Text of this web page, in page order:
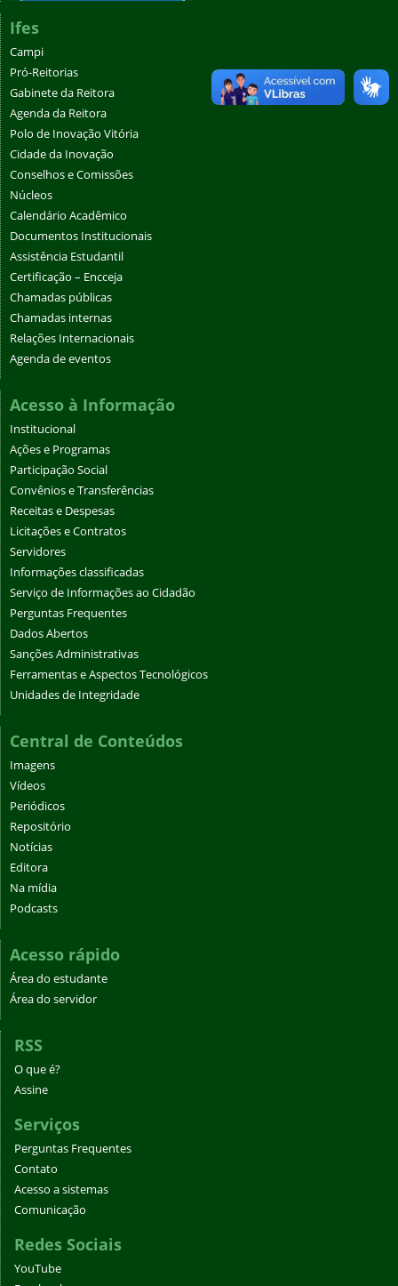
Ifes
Campi
Pró-Reitorias
Gabinete da Reitora
Agenda da Reitora
Polo de Inovação Vitória
Cidade da Inovação
Conselhos e Comissões
Núcleos
Calendário Acadêmico
Documentos Institucionais
Assistência Estudantil
Certificação – Encceja
Chamadas públicas
Chamadas internas
Relações Internacionais
Agenda de eventos
Acesso à Informação
Institucional
Ações e Programas
Participação Social
Convênios e Transferências
Receitas e Despesas
Licitações e Contratos
Servidores
Informações classificadas
Serviço de Informações ao Cidadão
Perguntas Frequentes
Dados Abertos
Sanções Administrativas
Ferramentas e Aspectos Tecnológicos
Unidades de Integridade
Central de Conteúdos
Imagens
Vídeos
Periódicos
Repositório
Notícias
Editora
Na mídia
Podcasts
Acesso rápido
Área do estudante
Área do servidor
RSS
O que é?
Assine
Serviços
Perguntas Frequentes
Contato
Acesso a sistemas
Comunicação
Redes Sociais
YouTube